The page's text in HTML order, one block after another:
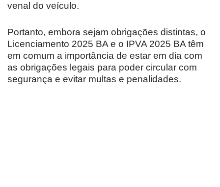
venal do veículo.
Portanto, embora sejam obrigações distintas, o
Licenciamento 2025 BA e o IPVA 2025 BA têm
em comum a importância de estar em dia com
as obrigações legais para poder circular com
segurança e evitar multas e penalidades.